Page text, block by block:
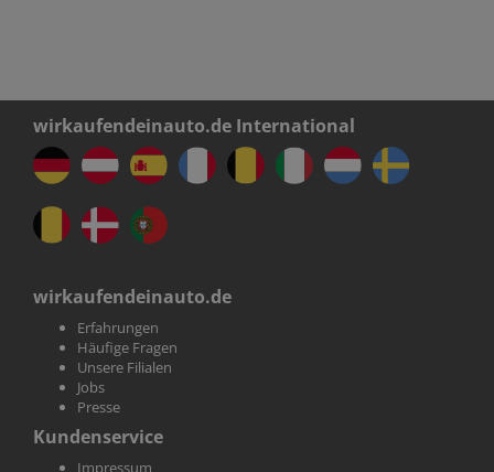
wirkaufendeinauto.de International
wirkaufendeinauto.de
Erfahrungen
Häufige Fragen
Unsere Filialen
Jobs
Presse
Kundenservice
Impressum